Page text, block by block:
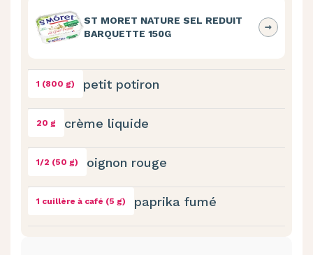
ST MORET NATURE SEL REDUIT
BARQUETTE 150G
1 (800 g) petit potiron
20 g crème liquide
1/2 (50 g) oignon rouge
1 cuillère à café (5 g) paprika fumé